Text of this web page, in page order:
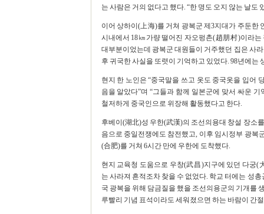
는 사람은 거의 없다고 했다. “한 명도 오지 않는 날
이어 상하이(上海)를 거쳐 광복군 제3지대가 주둔
시내에서 18㎞가량 떨어진 자오펑촌(趙朋村)이라
대부분이었는데 광복군 대원들이 거주했던 집은 사
후 귀국한 사실을 또렷이 기억하고 있었다. 98년에는
현지 한 노인은 “중국말을 쓰고 옷도 중국옷을 입어
음을 알았다”며 “그들과 함께 일본군에 맞서 싸운
철저하게 중국인으로 위장해 활동했다고 한다.
후베이(湖北)성 우한(武漢)의 조선의용대 창설 장소
음으로 중일전쟁에도 참전했고, 이후 임시정부 광복
(合肥)를 거쳐 6시간 만에 우한에 도착했다.
현지 교육청 도움으로 우창(武昌)지구에 있던 다궁
는 사라져 흔적조차 찾을 수 없었다. 학교 터에는 성
국 광복을 위해 담금질을 했을 조선의용군의 기개를
루빨리 기념 표석이라도 세워졌으면 하는 바람이 간